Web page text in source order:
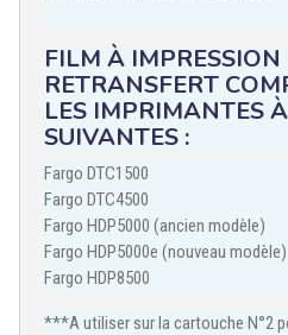
FILM À IMPRESSION
RETRANSFERT
LES IMPRIMANTES
SUIVANTES :
Fargo DTC1500
Fargo DTC4500
Fargo HDP5000 (ancien modèle)
Fargo HDP5000e (nouveau modèle)
Fargo HDP8500
***A utiliser sur la cartouche N°2